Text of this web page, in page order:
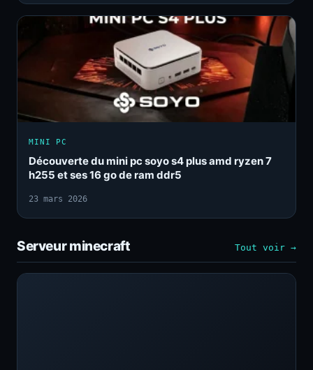
MINI PC
Découverte du mini pc soyo s4 plus amd ryzen 7
h255 et ses 16 go de ram ddr5
23 mars 2026
Serveur minecraft Tout voir →